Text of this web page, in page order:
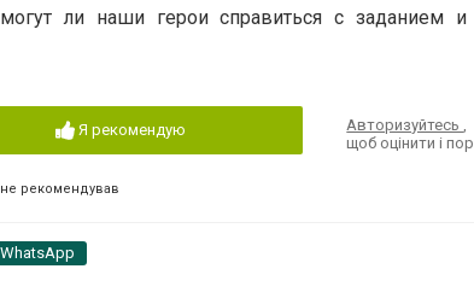
ли наши герои справиться с заданием и
Я рекомендую
не рекомендував
Авторизуйтесь
щоб оцінити і
WhatsApp